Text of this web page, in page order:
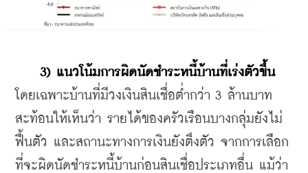
3) แนวโน้มการผิดนัดชำระหนี้บ้านที่เร่งตัวขึ้น
โดยเฉพาะบ้านที่มีวงเงินสินเชื่อต่ำกว่า 3 ล้านบาท
สะท้อนให้เห็นว่า รายได้ของครัวเรือนบางกลุ่มยังไม่
ฟื้นตัว และสถานะทางการเงินยังตึงตัว จากการเลือก
ที่จะผิดนัดชำระหนี้บ้านก่อนสินเชื่อประเภทอื่น แม้ว่า